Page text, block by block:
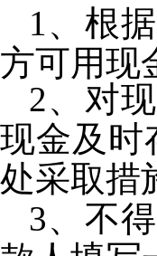
1 、根
方可用现
2、对
现金及时
处采取措
3、不